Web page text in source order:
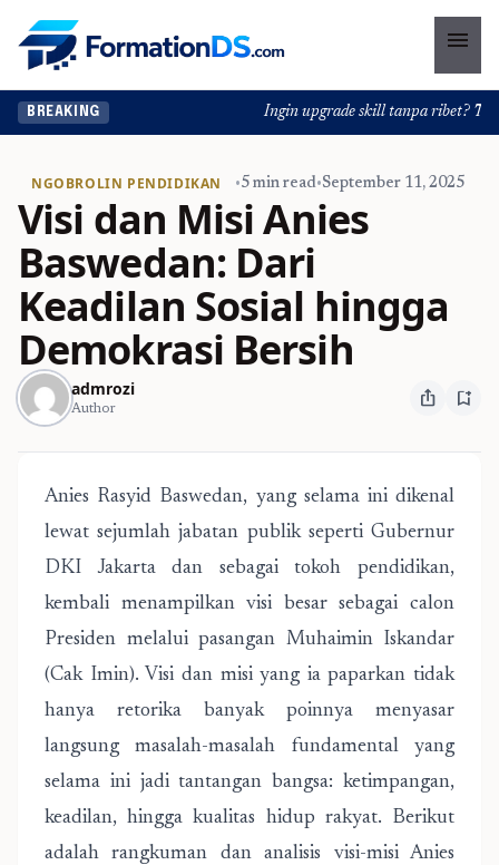
menu
BREAKING Ingin upgrade skill tanpa ribet?
NGOBROLIN PENDIDIKAN •5 min read•September 11, 2025
Visi dan Misi Anies
Baswedan: Dari
Keadilan Sosial hingga
Demokrasi Bersih
admrozi
Author ios_share bookmark_add
Anies Rasyid Baswedan, yang selama ini dikenal
lewat sejumlah jabatan publik seperti Gubernur
DKI Jakarta dan sebagai tokoh pendidikan,
kembali menampilkan visi besar sebagai calon
Presiden melalui pasangan Muhaimin Iskandar
(Cak Imin). Visi dan misi yang ia paparkan tidak
hanya retorika banyak poinnya menyasar
langsung masalah-masalah fundamental yang
selama ini jadi tantangan bangsa: ketimpangan,
keadilan, hingga kualitas hidup rakyat. Berikut
adalah rangkuman dan analisis visi-misi Anies